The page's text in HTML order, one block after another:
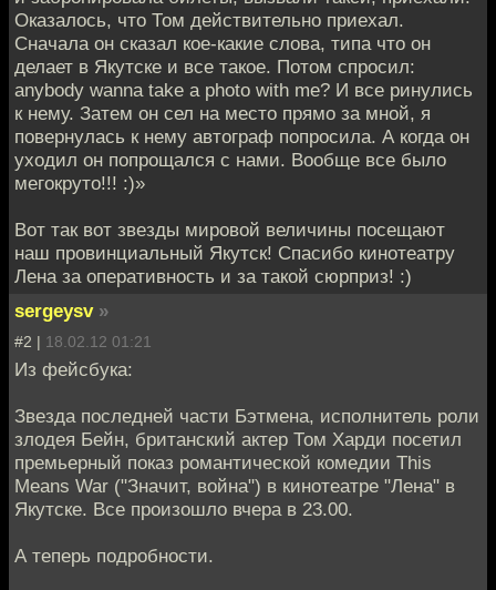
Оказалось, что Том действительно приехал.
Сначала он сказал кое-какие слова, типа что он
делает в Якутске и все такое. Потом спросил:
anybody wanna take a photo with me? И все ринулись
к нему. Затем он сел на место прямо за мной, я
повернулась к нему автограф попросила. А когда он
уходил он попрощался с нами. Вообще все было
мегокруто!!! :)»
Вот так вот звезды мировой величины посещают
наш провинциальный Якутск! Спасибо кинотеатру
Лена за оперативность и за такой сюрприз! :)
sergeysv »
#2 | 18.02.12 01:21
Из фейсбука:
Звезда последней части Бэтмена, исполнитель роли
злодея Бейн, британский актер Том Харди посетил
премьерный показ романтической комедии This
Means War ("Значит, война") в кинотеатре "Лена" в
Якутске. Все произошло вчера в 23.00.
А теперь подробности.